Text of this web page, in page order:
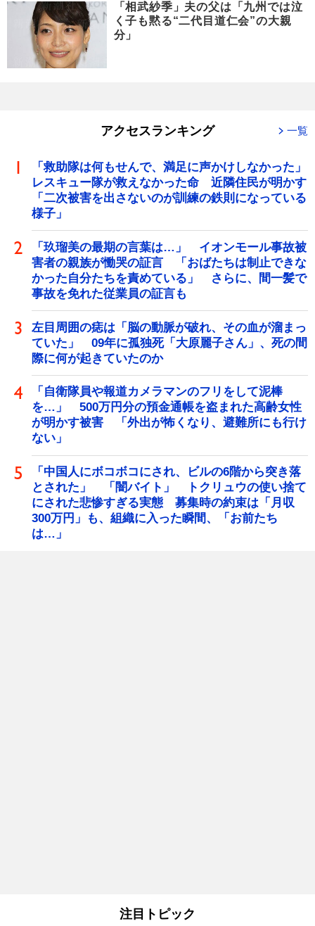
「相武紗季」夫の父は「九州では泣
く子も黙る“二代目道仁会”の大親
分」
アクセスランキング 一覧
「救助隊は何もせんで、満足に声かけしなかった」
レスキュー隊が救えなかった命 近隣住民が明かす
「二次被害を出さないのが訓練の鉄則になっている
様子」
「玖瑠美の最期の言葉は…」 イオンモール事故被
害者の親族が慟哭の証言 「おばたちは制止できな
かった自分たちを責めている」 さらに、間一髪で
事故を免れた従業員の証言も
左目周囲の痣は「脳の動脈が破れ、その血が溜まっ
ていた」 09年に孤独死「大原麗子さん」、死の間
際に何が起きていたのか
「自衛隊員や報道カメラマンのフリをして泥棒
を…」 500万円分の預金通帳を盗まれた高齢女性
が明かす被害 「外出が怖くなり、避難所にも行け
ない」
「中国人にボコボコにされ、ビルの6階から突き落
とされた」 「闇バイト」 トクリュウの使い捨て
にされた悲惨すぎる実態 募集時の約束は「月収
300万円」も、組織に入った瞬間、「お前たち
は…」
注目トピック